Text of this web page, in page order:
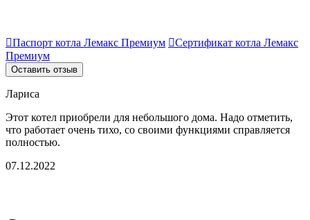
Паспорт котла Лемакс Премиум Сертификат котла Лемакс
Премиум
Оставить отзыв
Лариса
Этот котел приобрели для небольшого дома. Надо отметить,
что работает очень тихо, со своими функциями справляется
полностью.
07.12.2022